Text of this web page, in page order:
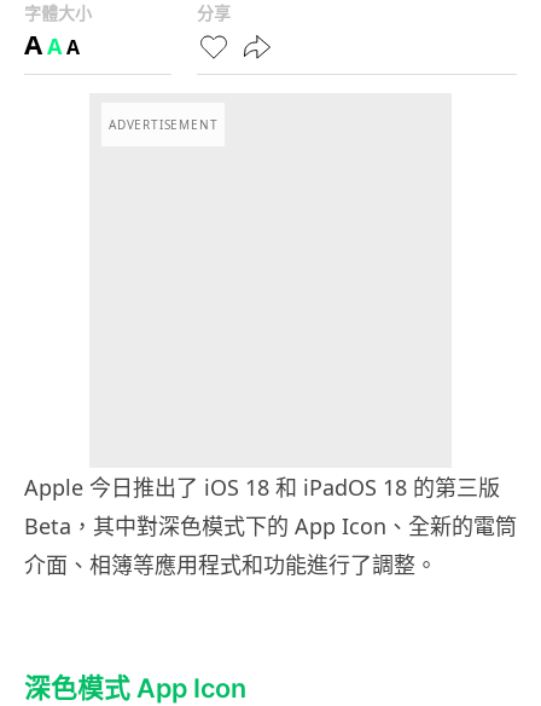
字體大小
AAA
分享
ADVERTISEMENT
Apple 今日推出了 iOS 18 和 iPadOS 18 的第三版
Beta，其中對深色模式下的 App Icon、全新的電筒
介面、相簿等應用程式和功能進行了調整。
深色模式 App Icon